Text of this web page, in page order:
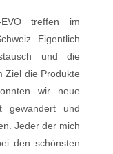
treffen im
Eigentlich
und die
Ziel die Produkte
wir neue
gewandert und
Jeder der mich
den schönsten